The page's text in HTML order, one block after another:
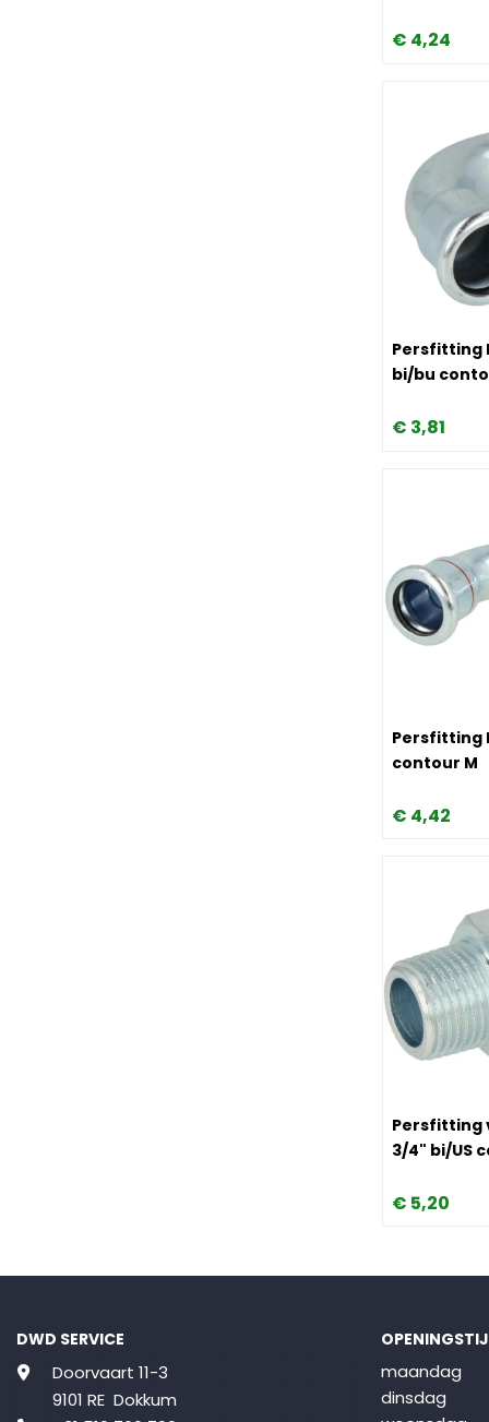
€ 4,24
Image
Persfitting
bi/bu
€ 3,81
Image
Persfitting
contour M
€ 4,42
Image
Persfitting
3/4" bi/US
€ 5,20
DWD SERVICE
Doorvaart 11-3
9101 RE Dokkum
maandag
dinsdag